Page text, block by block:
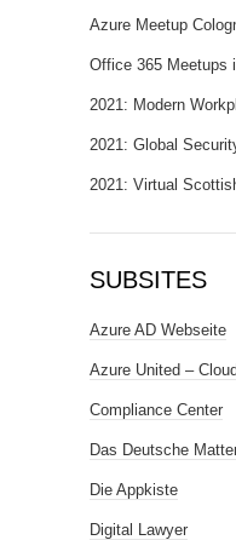
Azure Meetup
Office 365 Meetups
2021: Modern
2021: Global
2021: Virtual
SUBSITES
Azure AD Webseite
Azure United –
Compliance Center
Das Deutsche
Die Appkiste
Digital Lawyer